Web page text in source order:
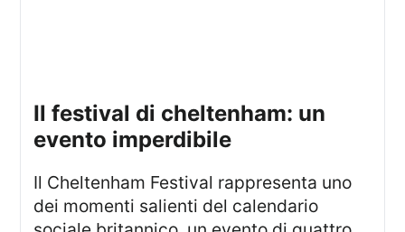
il festival di cheltenham: un
evento imperdibile
Il Cheltenham Festival rappresenta uno
dei momenti salienti del calendario